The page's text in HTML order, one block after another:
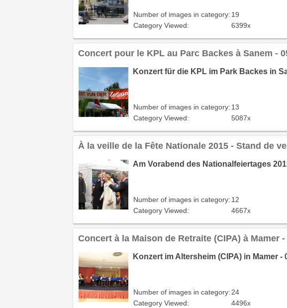
Number of images in category: 19
Category Viewed:
6399x
Concert pour le KPL au Parc Backes à Sanem -
Konzert für die KPL im Park Backes in
Number of images in category: 13
Category Viewed:
5087x
À la veille de la Fête Nationale 2015 - Stand de
Am Vorabend des Nationalfeiertages
Number of images in category: 12
Category Viewed:
4667x
Concert à la Maison de Retraite (CIPA) à Mamer -
Konzert im Altersheim (CIPA) in Mamer -
Number of images in category:24
Category Viewed:
4496x